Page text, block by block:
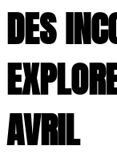
DES
AVRIL